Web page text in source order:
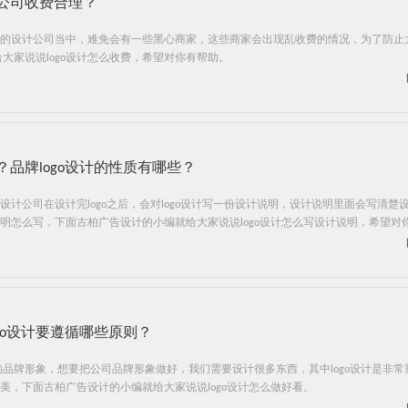
司收费合理？
设计公司当中，难免会有一些黑心商家，这些商家会出现乱收费的情况，为了防止
家说说logo设计怎么收费，希望对你有帮助。
品牌logo设计的性质有哪些？
计公司在设计完logo之后，会对logo设计写一份设计说明，设计说明里面会写清楚
怎么写，下面古柏广告设计的小编就给大家说说logo设计怎么写设计说明，希望对
设计要遵循哪些原则？
牌形象，想要把公司品牌形象做好，我们需要设计很多东西，其中logo设计是非常
，下面古柏广告设计的小编就给大家说说logo设计怎么做好看。